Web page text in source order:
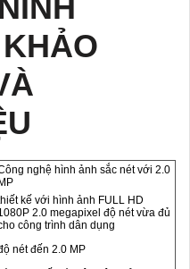
nghệ hình ảnh sắc nét với 2.0
MP
kế với hình ảnh FULL HD
2.0 megapixel độ nét vừa đủ
công trình dân dụng
nét đến 2.0 MP